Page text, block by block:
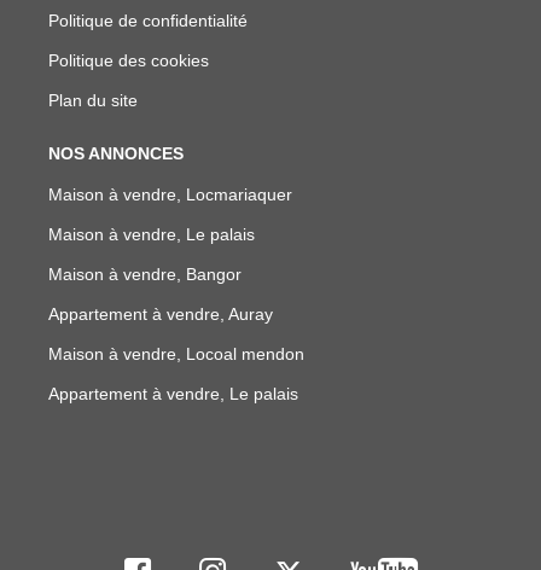
Politique de confidentialité
Politique des cookies
Plan du site
NOS ANNONCES
Maison à vendre, Locmariaquer
Maison à vendre, Le palais
Maison à vendre, Bangor
Appartement à vendre, Auray
Maison à vendre, Locoal mendon
Appartement à vendre, Le palais